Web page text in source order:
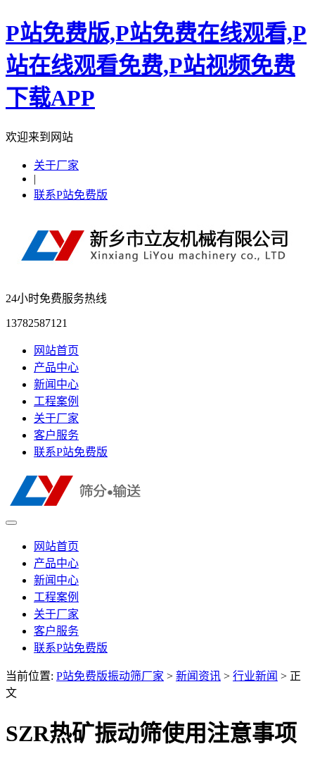
P站免费版,P站免费在线观看,P
站在线观看免费,P站视频免费
下载APP
欢迎来到网站
关于厂家
|
联系P站免费版
24小时免费服务热线
13782587121
网站首页
产品中心
新闻中心
工程案例
关于厂家
客户服务
联系P站免费版
网站首页
产品中心
新闻中心
工程案例
关于厂家
客户服务
联系P站免费版
当前位置: P站免费版振动筛厂家 > 新闻资讯 > 行业新闻 > 正
文
SZR热矿振动筛使用注意事项